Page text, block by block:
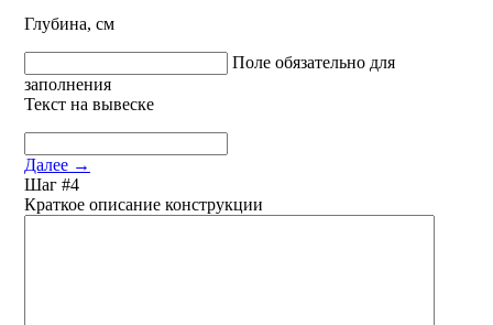
Глубина, см
Поле обязательно для
заполнения
Текст на вывеске
Далее →
Шаг #4
Краткое описание конструкции